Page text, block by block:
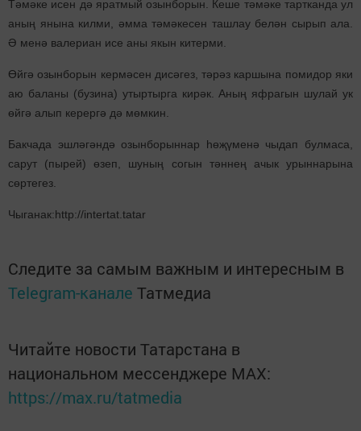
Тәмәке исен дә яратмый озынборын. Кеше тәмәке тартканда ул
аның янына килми, әмма тәмәкесен ташлау белән сырып ала.
Ә менә валериан исе аны якын китерми.
Өйгә озынборын кермәсен дисәгез, тәрәз каршына помидор яки
аю баланы (бузина) утыртырга кирәк. Аның яфрагын шулай ук
өйгә алып керергә дә мөмкин.
Бакчада эшләгәндә озынборыннар һөҗүменә чыдап булмаса,
сарут (пырей) өзеп, шуның согын тәннең ачык урыннарына
сөртегез.
Чыганак:http://intertat.tatar
Следите за самым важным и интересным в
Telegram-канале Татмедиа
Читайте новости Татарстана в
национальном мессенджере MАХ:
https://max.ru/tatmedia